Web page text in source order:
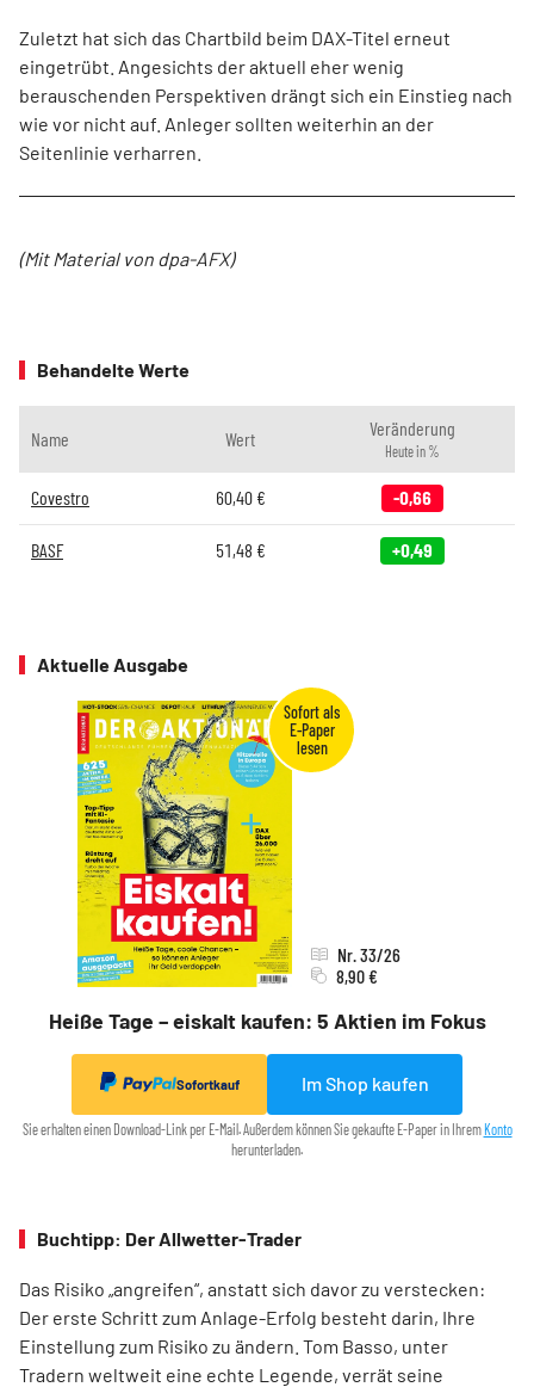
Zuletzt hat sich das Chartbild beim DAX-Titel erneut
eingetrübt. Angesichts der aktuell eher wenig
berauschenden Perspektiven drängt sich ein Einstieg nach
wie vor nicht auf. Anleger sollten weiterhin an der
Seitenlinie verharren.
(Mit Material von dpa-AFX)
Behandelte Werte
Name Wert Veränderung
Heute in %
Covestro 60,40€ -0,66
BASF 51,48 € +0,49
Aktuelle Ausgabe
Heiße Tage – eiskalt kaufen: 5 Aktien im Fokus
Nr. 33/26
8,90 €
Sofortkauf Im Shop kaufen
Sie erhalten einen Download-Link per E-Mail. Außerdem können Sie gekaufte E-Paper in IhremKonto
herunterladen.
Buchtipp: Der Allwetter-Trader
Das Risiko „angreifen“, anstatt sich davor zu verstecken:
Der erste Schritt zum Anlage-Erfolg besteht darin, Ihre
Einstellung zum Risiko zu ändern. Tom Basso, unter
Tradern weltweit eine echte Legende, verrät seine